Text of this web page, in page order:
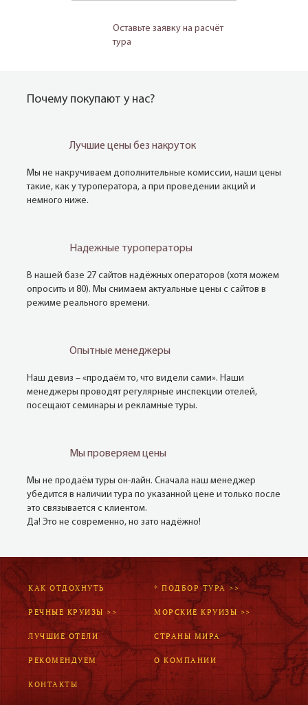
Оставьте заявку на расчёт
тура
Почему покупают у нас?
Лучшие цены без накруток
Мы не накручиваем дополнительные комиссии, наши цены
такие, как у туроператора, а при проведении акций и
немного ниже.
Надежные туроператоры
В нашей базе 27 сайтов надёжных операторов (хотя можем
опросить и 80). Мы снимаем актуальные цены с сайтов в
режиме реального времени.
Опытные менеджеры
Наш девиз – «продаём то, что видели сами». Наши
менеджеры проводят регулярные инспекции отелей,
посещают семинары и рекламные туры.
Мы проверяем цены
Мы не продаём туры он-лайн. Сначала наш менеджер
убедится в наличии тура по указанной цене и только после
это связывается с клиентом.
Да! Это не современно, но зато надёжно!
КАК ОТДОХНУТЬ * ПОДБОР ТУРА >>
РЕЧНЫЕ КРУИЗЫ >> МОРСКИЕ КРУИЗЫ >>
ЛУЧШИЕ ОТЕЛИ СТРАНЫ МИРА
РЕКОМЕНДУЕМ О КОМПАНИИ
КОНТАКТЫ